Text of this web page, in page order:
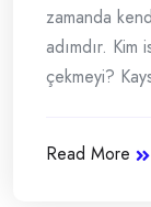
zamanda
adımdır.
çekmeyi?
Read More